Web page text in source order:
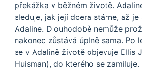
překážka v běžném životě.
sleduje, jak její dcera stárne, až je
Adaline. Dlouhodobě nemůže
nakonec zůstává úplně sama. Po
se v Adalině životě objevuje Ellis
Huisman), do kterého se zamiluje.